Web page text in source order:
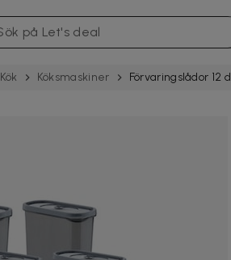
Kök Köksmaskiner Förvaringslådor 12